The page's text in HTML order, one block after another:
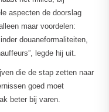
aspecten de doorslag
maar voordelen:
douaneformaliteiten,
legde hij uit.
die de stap zetten naar
goed moet
beter bij varen.